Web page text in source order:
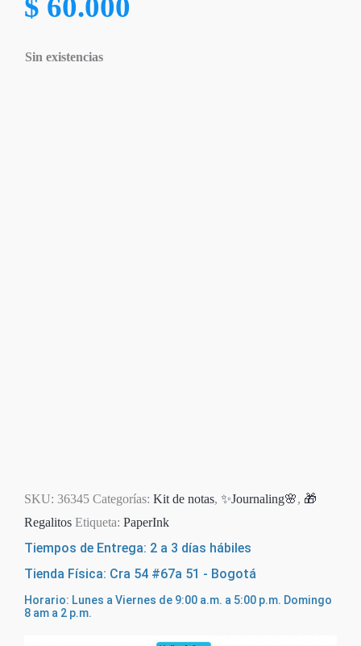
$ 60.000
Sin existencias
SKU: 36345 Categorías: Kit de notas, ✨Journaling🌸, 🎁
Regalitos Etiqueta: PaperInk
Tiempos de Entrega: 2 a 3 días hábiles
Tienda Física: Cra 54 #67a 51 - Bogotá
Horario: Lunes a Viernes de 9:00 a.m. a 5:00 p.m. Domingo
8 am a 2 p.m.